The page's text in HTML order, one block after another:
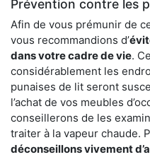
Prévention contre les
Afin de vous prémunir de
vous recommandions d’
dans votre cadre de vie.
considérablement les
punaises de lit seront
l’achat de vos meubles
conseillerons de les
traiter à la vapeur chaude.
déconseillons vivement